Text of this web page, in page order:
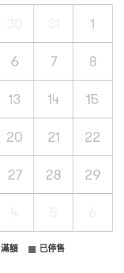
1
6 7 8
13 14 15
20 21 22
27 28 29
滿額 已停售